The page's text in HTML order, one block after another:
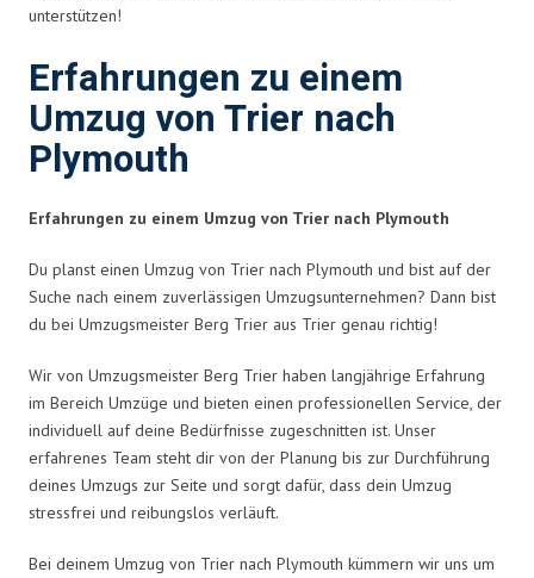
unterstützen!
Erfahrungen zu einem
Umzug von Trier nach
Plymouth
Erfahrungen zu einem Umzug von Trier nach Plymouth
Du planst einen Umzug von Trier nach Plymouth und bist auf der
Suche nach einem zuverlässigen Umzugsunternehmen? Dann bist
du bei Umzugsmeister Berg Trier aus Trier genau richtig!
Wir von Umzugsmeister Berg Trier haben langjährige Erfahrung
im Bereich Umzüge und bieten einen professionellen Service, der
individuell auf deine Bedürfnisse zugeschnitten ist. Unser
erfahrenes Team steht dir von der Planung bis zur Durchführung
deines Umzugs zur Seite und sorgt dafür, dass dein Umzug
stressfrei und reibungslos verläuft.
Bei deinem Umzug von Trier nach Plymouth kümmern wir uns um